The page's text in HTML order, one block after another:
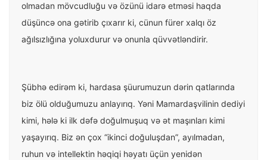
olmadan mövcudluğu və özünü idarə etməsi haqda
düşüncə ona gətirib çıxarır ki, cünun fürer xalqı öz
ağılsızlığına yoluxdurur və onunla qüvvətləndirir.
Şübhə edirəm ki, hardasa şüurumuzun dərin qatlarında
biz ölü olduğumuzu anlayırıq. Yəni Mamardaşvilinin dediyi
kimi, hələ ki ilk dəfə doğulmuşuq və ət maşınları kimi
yaşayırıq. Biz ən çox “ikinci doğuluşdan”, ayılmadan,
ruhun və intellektin həqiqi həyatı üçün yenidən